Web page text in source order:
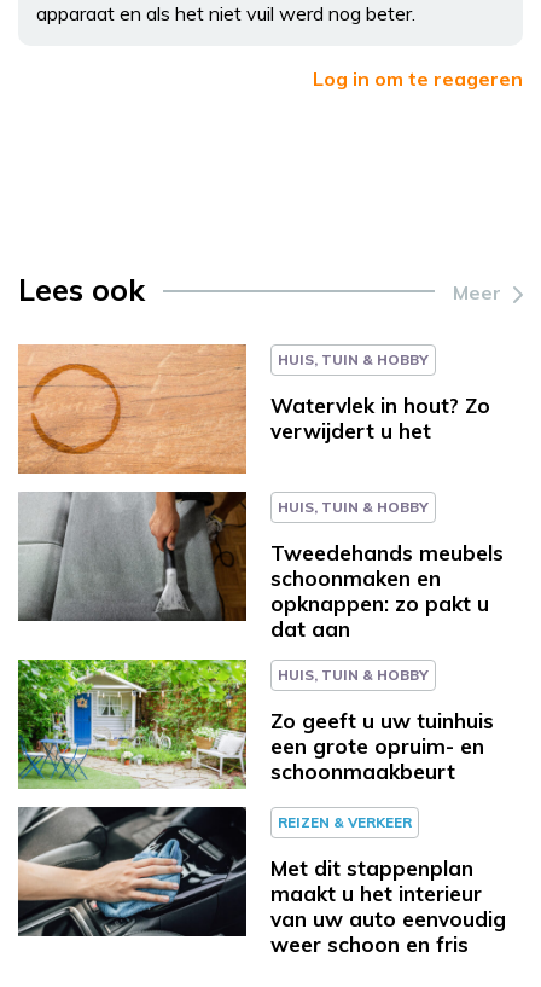
apparaat en als het niet vuil werd nog beter.
Log in om te reageren
Lees ook Meer
HUIS, TUIN & HOBBY
Watervlek in hout? Zo
verwijdert u het
HUIS, TUIN & HOBBY
Tweedehands meubels
schoonmaken en
opknappen: zo pakt u
dat aan
HUIS, TUIN & HOBBY
Zo geeft u uw tuinhuis
een grote opruim- en
schoonmaakbeurt
REIZEN & VERKEER
Met dit stappenplan
maakt u het interieur
van uw auto eenvoudig
weer schoon en fris